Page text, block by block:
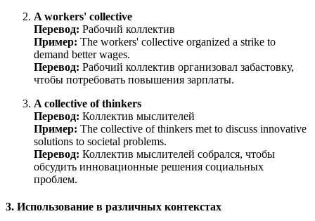
A workers' collective
Перевод: Рабочий коллектив
Пример: The workers' collective organized a strike to
demand better wages.
Перевод: Рабочий коллектив организовал забастовку,
чтобы потребовать повышения зарплаты.
A collective of thinkers
Перевод: Коллектив мыслителей
Пример: The collective of thinkers met to discuss innovative
solutions to societal problems.
Перевод: Коллектив мыслителей собрался, чтобы
обсудить инновационные решения социальных
проблем.
3. Использование в различных контекстах